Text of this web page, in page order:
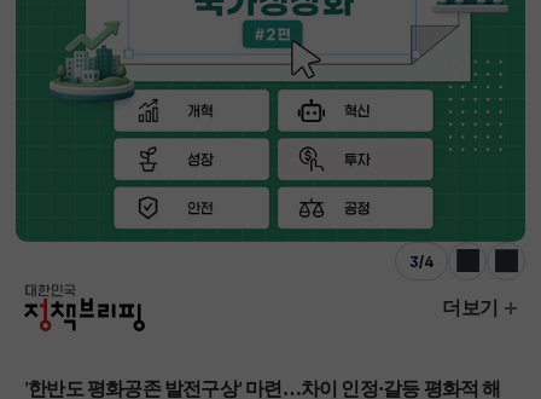
3/4
이전 다음